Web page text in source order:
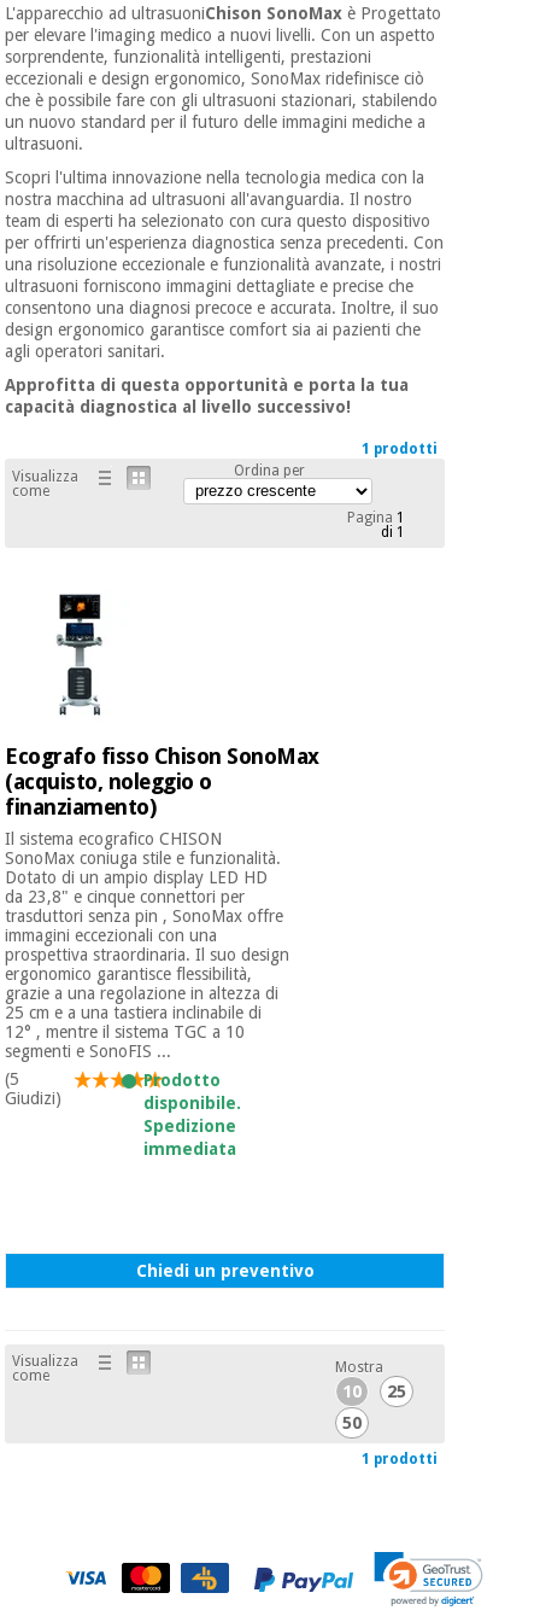
Offerte
Outlet
Fisaude
Tech
Academy
mediche
Medicina
tradizionale
cinese
Mobili
clinici
Armadi
terapeutici
Materiale
essenziale
per la
protezione
dei
Aerobica,
giochi
Armadi
Veterinario
Ortopedia
Strumenti
chirurgici
(liquidazione)
Notizia
Offerte
Outlet
Fisaude
Tech
Odontoiatria
Attrezzature
mediche
Medicina
tradizionale
cinese
Mobili
clinici
Armadi
protezione
coronavirus
Aerobica,
fitness e
pilates
Sport
e
giochi
Armadi
sanitari
Veterinario
L'apparecchio ad ultrasuoniChison SonoMax è Progettato
per elevare l'imaging medico a nuovi livelli. Con un aspetto
sorprendente, funzionalità intelligenti, prestazioni
eccezionali e design ergonomico, SonoMax ridefinisce ciò
che è possibile fare con gli ultrasuoni stazionari, stabilendo
un nuovo standard per il futuro delle immagini mediche a
ultrasuoni.
Scopri l'ultima innovazione nella tecnologia medica con la
nostra macchina ad ultrasuoni all'avanguardia. Il nostro
team di esperti ha selezionato con cura questo dispositivo
per offrirti un'esperienza diagnostica senza precedenti. Con
una risoluzione eccezionale e funzionalità avanzate, i nostri
ultrasuoni forniscono immagini dettagliate e precise che
consentono una diagnosi precoce e accurata. Inoltre, il suo
design ergonomico garantisce comfort sia ai pazienti che
agli operatori sanitari.
Approfitta di questa opportunità e porta la tua
capacità diagnostica al livello successivo!
1 prodotti
Visualizza
come
Ordina per
Pagina 1
di 1
Ecografo fisso Chison SonoMax
(acquisto, noleggio o
finanziamento)
Il sistema ecografico CHISON
SonoMax coniuga stile e funzionalità.
Dotato di un ampio display LED HD
da 23,8" e cinque connettori per
trasduttori senza pin , SonoMax offre
immagini eccezionali con una
prospettiva straordinaria. Il suo design
ergonomico garantisce flessibilità,
grazie a una regolazione in altezza di
25 cm e a una tastiera inclinabile di
12° , mentre il sistema TGC a 10
segmenti e SonoFIS ...
(5
Giudizi)
Prodotto
disponibile.
Spedizione
immediata
Chiedi un preventivo
Visualizza
come
Mostra
10
25
50
1 prodotti